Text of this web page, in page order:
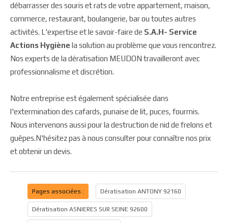
débarrasser des souris et rats de votre appartement, maison,
commerce, restaurant, boulangerie, bar ou toutes autres
activités. L'expertise et le savoir-faire de S.A.H- Service
Actions Hygiène la solution au problème que vous rencontrez.
Nos experts de la dératisation MEUDON travailleront avec
professionnalisme et discrétion.
Notre entreprise est également spécialisée dans
l'extermination des cafards, punaise de lit, puces, fourmis.
Nous intervenons aussi pour la destruction de nid de frelons et
guêpes.N'hésitez pas à nous consulter pour connaître nos prix
et obtenir un devis.
Pages associées : Dératisation ANTONY 92160
Dératisation ASNIERES SUR SEINE 92600